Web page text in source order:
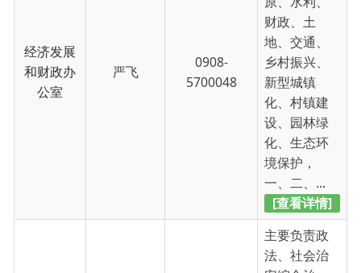
境保护，
一、二、...
[查看详情]
站）
主要负责政
法、社会治
安综合治
理、边境管
理、统战、
民族宗教、
法、教育、
科技、文
化、卫生健
康、体育、
广播电视、